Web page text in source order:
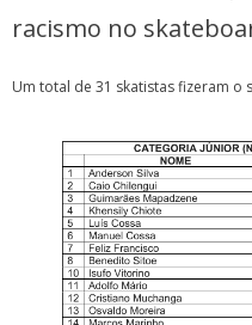
racismo no
Um total de 31 skatistas fizeram o